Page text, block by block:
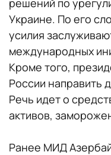
решений по
Украине. По его
усилия
международных
Кроме того,
России направить
Речь идет о
активов,
Ранее МИД